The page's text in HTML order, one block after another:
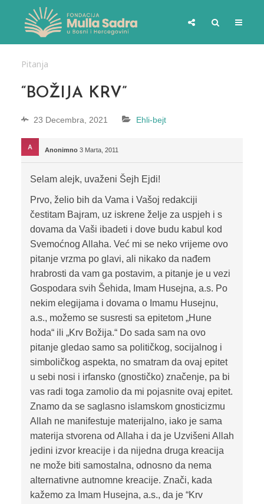
Pitanja
“BOŽIJA KRV”
23 Decembra, 2021 Ehli-bejt
Anonimno 3 Marta, 2011
Selam alejk, uvaženi Šejh Ejdi!
Prvo, želio bih da Vama i Vašoj redakciji
čestitam Bajram, uz iskrene želje za uspjeh i s
dovama da Vaši ibadeti i dove budu kabul kod
Svemoćnog Allaha. Već mi se neko vrijeme ovo
pitanje vrzma po glavi, ali nikako da nađem
hrabrosti da vam ga postavim, a pitanje je u vezi
Gospodara svih Šehida, Imam Husejna, a.s. Po
nekim elegijama i dovama o Imamu Husejnu,
a.s., možemo se susresti sa epitetom „Hune
hoda“ ili „Krv Božija.“ Do sada sam na ovo
pitanje gledao samo sa političkog, socijalnog i
simboličkog aspekta, no smatram da ovaj epitet
u sebi nosi i irfansko (gnostičko) značenje, pa bi
vas radi toga zamolio da mi pojasnite ovaj epitet.
Znamo da se saglasno islamskom gnosticizmu
Allah ne manifestuje materijalno, iako je sama
materija stvorena od Allaha i da je Uzvišeni Allah
jedini izvor kreacije i da nijedna druga kreacija
ne može biti samostalna, odnosno da nema
alternativne autnomne kreacije. Znači, kada
kažemo za Imam Husejna, a.s., da je “Krv